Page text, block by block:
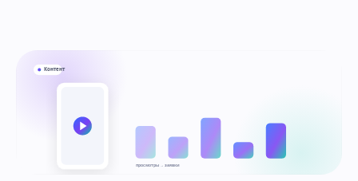
Контент
просмотры → заявки